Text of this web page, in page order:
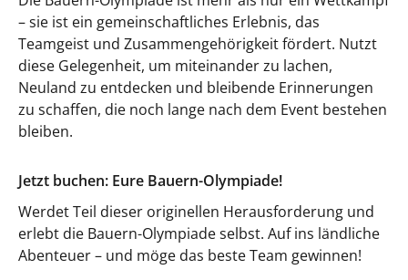
– sie ist ein gemeinschaftliches Erlebnis, das
Teamgeist und Zusammengehörigkeit fördert. Nutzt
diese Gelegenheit, um miteinander zu lachen,
Neuland zu entdecken und bleibende Erinnerungen
zu schaffen, die noch lange nach dem Event bestehen
bleiben.
Jetzt buchen: Eure Bauern-Olympiade!
Werdet Teil dieser originellen Herausforderung und
erlebt die Bauern-Olympiade selbst. Auf ins ländliche
Abenteuer – und möge das beste Team gewinnen!